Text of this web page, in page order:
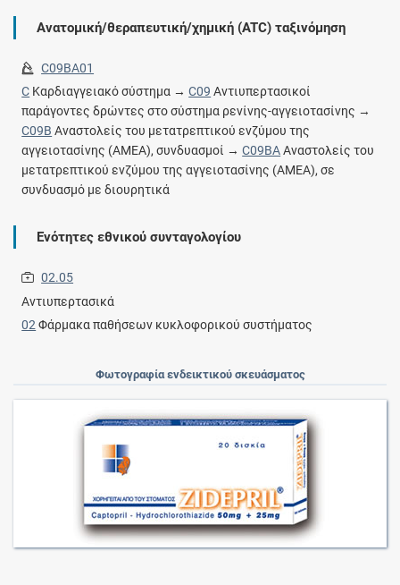
Ανατομική/θεραπευτική/χημική (ATC) ταξινόμηση
C09BA01
C Καρδιαγγειακό σύστημα →C09 Αντιυπερτασικοί
παράγοντες δρώντες στο σύστημα ρενίνης-αγγειοτασίνης →
C09B Αναστολείς του μετατρεπτικού ενζύμου της
αγγειοτασίνης (ΑΜΕΑ), συνδυασμοί →C09BAΑναστολείς του
μετατρεπτικού ενζύμου της αγγειοτασίνης (ΑΜΕΑ), σε
συνδυασμό με διουρητικά
Ενότητες εθνικού συνταγολογίου
02.05
Αντιυπερτασικά
02 Φάρμακα παθήσεων κυκλοφορικού συστήματος
Φωτογραφία ενδεικτικού σκευάσματος